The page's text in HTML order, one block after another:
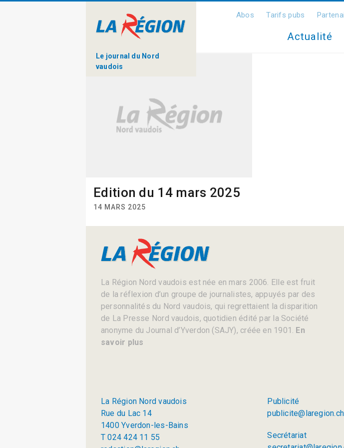
Le journal du Nord
vaudois
Abos Tarifs pubs
Actualité
Edition du 14 mars 2025
14 MARS 2025
La Région Nord vaudois est née en mars 2006. Elle est fruit
de la réflexion d’un groupe de journalistes, appuyés par des
personnalités du Nord vaudois, qui regrettaient la disparition
de La Presse Nord vaudois, quotidien édité par la Société
anonyme du Journal d’Yverdon (SAJY), créée en 1901. En
savoir plus
La Région Nord vaudois
Rue du Lac 14
1400 Yverdon-les-Bains
T 024 424 11 55
Publicité
publicite@laregion.ch
Secrétariat